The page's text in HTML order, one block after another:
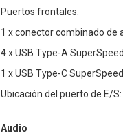
Puertos frontales:
1 x conector combinado de
4 x USB Type-A
1 x USB Type-C
Ubicación del puerto de E/
Audio